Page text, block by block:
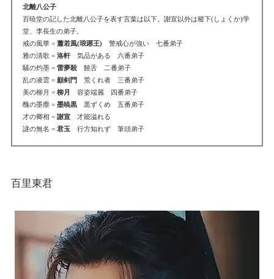
北離八公子
百暁堂の記した北離八公子を表す言葉は以下。謝宣以外は稷下(しょくか)学
堂、李長生の弟子。
戒の風華 = 蕭若風(琅琊王)警戒心が強い 七番弟子
雅の清歌 = 洛軒気品がある 六番弟子
騒の灼墨 = 雷夢殺饒舌 二番弟子
乱の凌雲 = 顧剣門 荒くれ者 三番弟子
美の柳月 = 柳月
容姿端麗 四番弟子
醜の墨塵 = 墨暁黒黒ずくめ 五番弟子
才の卿相 = 謝宣才能溢れる
謎の無名 = 君玉 行方知れず 筆頭弟子
百里東君